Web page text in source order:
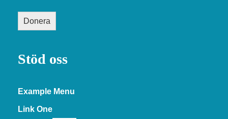
Donera
Stöd oss
Example Menu
Link One